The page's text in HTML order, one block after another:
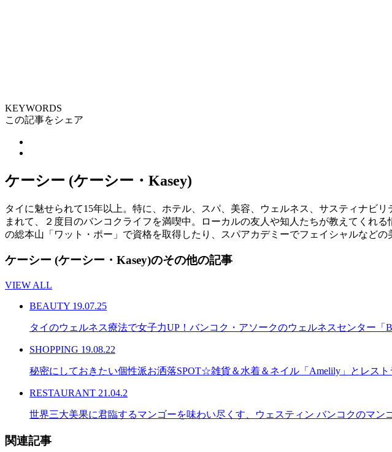
KEYWORDS
この記事をシェア
ケーシー (ケーシー・Kasey)
タイに魅せられて15年以上。特に、ホテル、スパ、美容、ウェルネス、サスティナビ
まれて、２度目のバンコクライフを満喫中。ローカルの友人や知人たちが教えてくれ
の総本山「ワット・ポー」で資格を取得したり、スパアカデミーでフェイシャルなどの
ケーシー (ケーシー・Kasey)のその他の記事
VIEW ALL
BEAUTY 19.07.25
タイのウェルネス療法で女子力UP！バンコク・アソークのウェルネスセンター「
SHOPPING 19.08.22
秘密にしておきたい個性派お洒落SPOT☆雑貨＆水着＆ネイル「Amelily」とレスト
RESTAURANT 21.04.2
世界三大美果に君臨するマンゴーを味わい尽くす、ウェスティン バンコクのマン
関連記事